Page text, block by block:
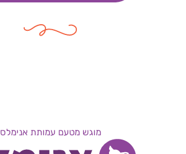
מוגש מטעם עמותת אנימלס